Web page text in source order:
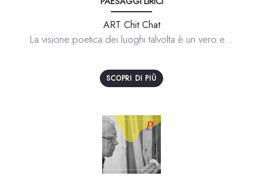
ART Chit Chat
La visione poetica dei luoghi talvolta è un vero e...
SCOPRI DI PIÙ